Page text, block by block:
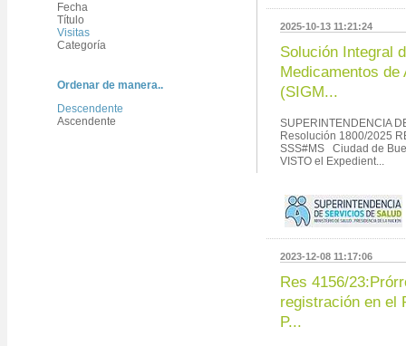
Fecha
Título
Visitas
Categoría
Ordenar de manera..
Descendente
Ascendente
2025-10-13 11:21:24
Solución Integral
Medicamentos de
(SIGM...
SUPERINTENDENCIA
Resolución 1800/2025
SSS#MS Ciudad de
VISTO el Expedient...
2023-12-08 11:17:06
Res 4156/
registración en el
P...